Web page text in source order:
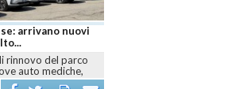
fronti attivi e
fiamme
e al
elicotteri e